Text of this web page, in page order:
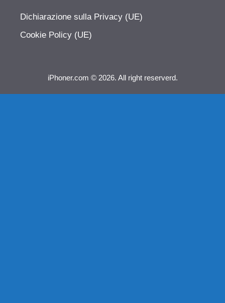
Dichiarazione sulla Privacy (UE)
Cookie Policy (UE)
iPhoner.com © 2026. All right reserverd.